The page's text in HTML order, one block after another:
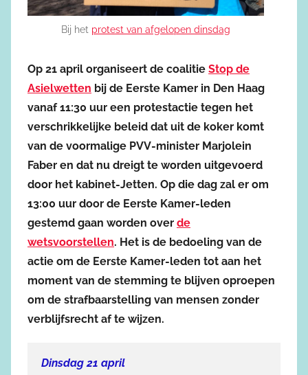
Bij het protest van afgelopen dinsdag
Op 21 april organiseert de coalitie Stop de
Asielwetten bij de Eerste Kamer in Den Haag
vanaf 11:30 uur een protestactie tegen het
verschrikkelijke beleid dat uit de koker komt
van de voormalige PVV-minister Marjolein
Faber en dat nu dreigt te worden uitgevoerd
door het kabinet-Jetten. Op die dag zal er om
13:00 uur door de Eerste Kamer-leden
gestemd gaan worden over de
wetsvoorstellen. Het is de bedoeling van de
actie om de Eerste Kamer-leden tot aan het
moment van de stemming te blijven oproepen
om de strafbaarstelling van mensen zonder
verblijfsrecht af te wijzen.
Dinsdag 21 april